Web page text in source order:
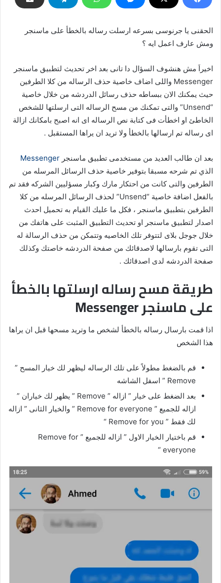
الحقنى يا جرنوسى بسرعه ارسلت رساله بالخطأ على ماسنجر
ومش عارف اعمل ايه ؟
اخيراَ مش هنشوف السؤال دا تانى بعد اخر تحديث لتطبيق ماسنجر
Messenger واللى اضاف خاصية حذف الرساله من كلا الطرفين
حيث يمكنك الان ببساطه حذف رسائل الدردشه من خلال خاصية
“Unsend” والتى تمكنك من مسح الرساله التى ارسلتها للشخص
الخاطئ او اخطأت فى كتابة نص الرساله اى انه اصبح بامكانك ازالة
اى رساله تم ارسالها بالخطأ ولا تريد ان يراها المستقبل .
بعد ان طالب العديد من مستخدمى تطبيق ماسنجر Messenger
الذي تم شرحه مسبقا بتوفير خاصية حذف الرسائل المرسله من
الطرفين والتى كانت من احتكار مارك وكبار مسؤليين الشركه فقد تم
بالفعل اضافة خاصية “Unsend” لحذف الرسائل المرسله من كلا
الطرفين بتطبيق ماسنجر ، فكل ما عليك القيام به تحميل احدث
اصدار لتطبيق ماسنجر او تحديث التطبيق المثبت على هاتفك من
خلال جوجل بلاى لتتوفر تلك الخاصيه وتتمكن من حذف الرسالة له
التى تقوم بارسالها لاصدقائك من صفحة الدردشه خاصتك وكذلك
صفحة الدردشه لدى اصدقائك .
طريقة مسح رساله ارسلتها بالخطأ
على ماسنجر Messenger
اذا قمت بارسال رساله بالخطأ لشخص ما وتريد مسحها قبل ان يراها
هذا الشخص
قم بالضغط مطولاً على تلك الرساله ليظهر لك خيار المسح ”
Remove ” اسفل الشاشه
بعد الضغط على خيار ” ازاله ” Remove ” يظهر لك خياران ”
ازاله للجميع ” Remove for everyone ” والخيار الثانى ” ازاله
لك فقط ” Remove for you “
قم باختيار الخيار الاول ” ازاله للجميع ” Remove for
everyone “